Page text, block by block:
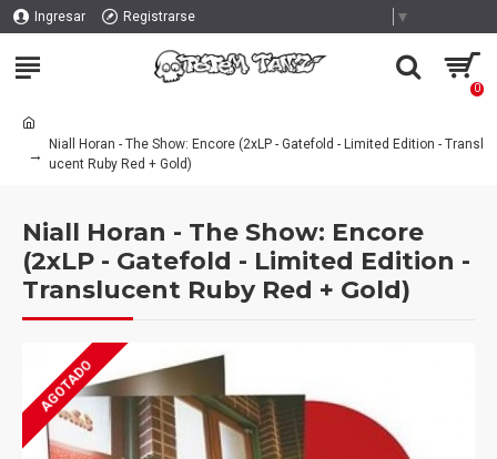
Ingresar Registrarse ▼
0
Niall Horan - The Show: Encore (2xLP - Gatefold - Limited Edition - Transl
ucent Ruby Red + Gold)
Niall Horan - The Show: Encore
(2xLP - Gatefold - Limited Edition -
Translucent Ruby Red + Gold)
AGOTADO